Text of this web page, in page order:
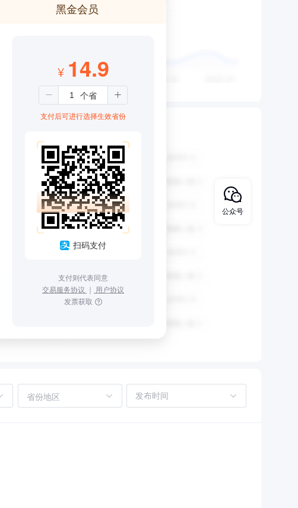
黑金会员
月
1.08元
¥ 14.9
支付后可进行选择生效省份
扫码支付
支付则代表同意
交易服务协议 ｜ 用户协议
发票获取
省份地区
公众号